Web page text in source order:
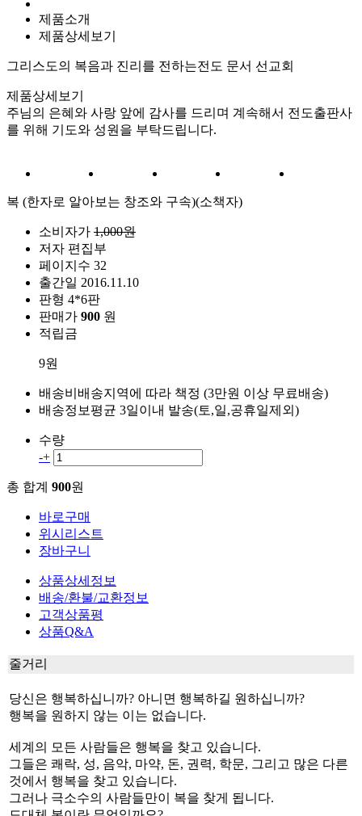
제품소개
제품상세보기
그리스도의 복음과 진리를 전하는전도 문서 선교회
제품상세보기
주님의 은혜와 사랑 앞에 감사를 드리며 계속해서 전도출판사
를 위해 기도와 성원을 부탁드립니다.
복 (한자로 알아보는 창조와 구속)(소책자)
소비자가 1,000원
저자 편집부
페이지수 32
출간일 2016.11.10
판형 4*6판
판매가 900 원
적립금
9원
배송비 배송지역에 따라 책정 (3만원 이상 무료배송)
배송정보평균 3일이내 발송(토,일,공휴일제외)
수량
-+
총 합계 900원
바로구매
위시리스트
장바구니
상품상세정보
배송/환불/교환정보
고객상품평
상품Q&A
줄거리
당신은 행복하십니까? 아니면 행복하길 원하십니까?
행복을 원하지 않는 이는 없습니다.
세계의 모든 사람들은 행복을 찾고 있습니다.
그들은 쾌락, 성, 음악, 마약, 돈, 권력, 학문, 그리고 많은 다른
것에서 행복을 찾고 있습니다.
그러나 극소수의 사람들만이 복을 찾게 됩니다.